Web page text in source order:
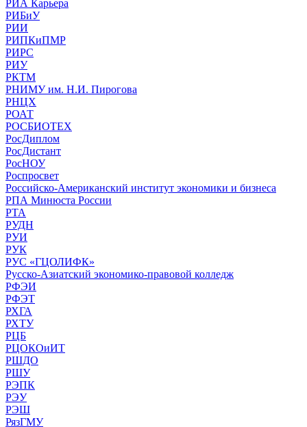
РИА Карьера
РИБиУ
РИИ
РИПКиПМР
РИРС
РИУ
РКТМ
РНИМУ им. Н.И. Пирогова
РНЦХ
РОАТ
РОСБИОТЕХ
РосДиплом
РосДистант
РосНОУ
Роспросвет
Российско-Американский институт экономики и бизнеса
РПА Минюста России
РТА
РУДН
РУИ
РУК
РУС «ГЦОЛИФК»
Русско-Азиатский экономико-правовой колледж
РФЭИ
РФЭТ
РХГА
РХТУ
РЦБ
РЦОКОиИТ
РШДО
РШУ
РЭПК
РЭУ
РЭШ
РязГМУ